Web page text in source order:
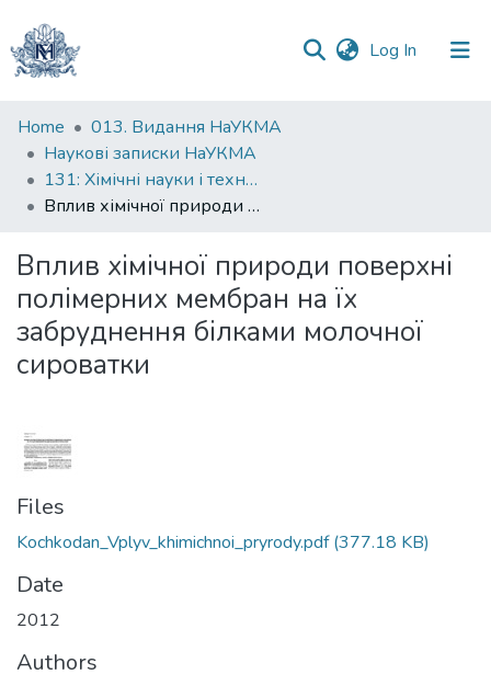
Log In (current)
Communities
&
Collections
Statistics
Home
013. Видання НаУКМА
Наукові записки НаУКМА
131: Хімічні науки і технології
Вплив хімічної природи поверхні полімерних мембран на їх забруднення білками молочної сироватки
Вплив хімічної природи поверхні
полімерних мембран на їх
забруднення білками молочної
сироватки
Files
Kochkodan_Vplyv_khimichnoi_pryrody.pdf(377.18 KB)
Date
2012
Authors